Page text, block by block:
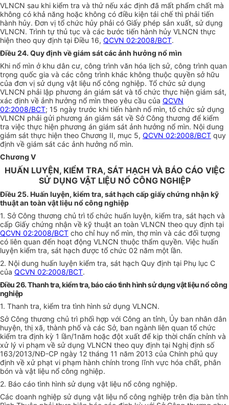
VLNCN sau khi kiểm tra và thử nếu xác định đã mất phẩm chất mà
không có khả năng hoặc không có điều kiện tái chế thì phải tiến
hành hủy. Đơn vị tổ chức hủy phải có Giấy phép sản xuất, sử dụng
VLNCN. Trình tự thủ tục và các bước tiến hành hủy VLNCN thực
hiện theo quy định tại Điều 16, QCVN 02:2008/BCT.
Điều 24. Quy định về giám sát các ảnh hưởng nổ mìn
Khi nổ mìn ở khu dân cư, công trình văn hóa lịch sử, công trình quan
trọng quốc gia và các công trình khác không thuộc quyền sở hữu
của đơn vị sử dụng vật liệu nổ công nghiệp. Tổ chức sử dụng
VLNCN phải lập phương án giám sát và tổ chức thực hiện giám sát,
xác định về ảnh hưởng nổ mìn theo yêu cầu của QCVN
02:2008/BCT; 15 ngày trước khi tiến hành nổ mìn, tổ chức sử dụng
VLNCN phải gửi phương án giám sát về Sở Công thương để kiểm
tra việc thực hiện phương án giám sát ảnh hưởng nổ mìn. Nội dung
giám sát thực hiện theo Chương II, mục 5, QCVN 02:2008/BCT quy
định về giám sát các ảnh hưởng nổ mìn.
Chương V
HUẤN LUYỆN, KIỂM TRA, SÁT HẠCH VÀ BÁO CÁO VIỆC
SỬ DỤNG VẬT LIỆU NỔ CÔNG NGHIỆP
Điều 25. Huấn luyện, kiểm tra, sát hạch cấp giấy chứng nhận kỹ
thuật an toàn vật liệu nổ công nghiệp
1. Sở Công thương chủ trì tổ chức huấn luyện, kiểm tra, sát hạch và
cấp Giấy chứng nhận về kỹ thuật an toàn VLNCN theo quy định tại
QCVN 02:2008/BCT cho chỉ huy nổ mìn, thợ mìn và các đối tượng
có liên quan đến hoạt động VLNCN thuộc thẩm quyền. Việc huấn
luyện kiểm tra, sát hạch được tổ chức 02 năm một lần.
2. Nội dung huấn luyện kiểm tra, sát hạch Quy định tại Phụ lục C
của QCVN 02:2008/BCT.
Điều 26. Thanh tra, kiểm tra, báo cáo tình hình sử dụng vật liệu nổ công
nghiệp
1. Thanh tra, kiểm tra tình hình sử dụng VLNCN.
Sở Công thương chủ trì phối hợp với Công an tỉnh, Ủy ban nhân dân
huyện, thị xã, thành phố và các Sở, ban ngành liên quan tổ chức
kiểm tra định kỳ 1 lần/1năm hoặc đột xuất để kịp thời chấn chỉnh và
xử lý vi phạm về sử dụng VLNCN theo quy định tại Nghị định số
163/2013/NĐ-CP ngày 12 tháng 11 năm 2013 của Chính phủ quy
định về xử phạt vi phạm hành chính trong lĩnh vực hóa chất, phân
bón và vật liệu nổ công nghiệp.
2. Báo cáo tình hình sử dụng vật liệu nổ công nghiệp.
Các doanh nghiệp sử dụng vật liệu nổ công nghiệp trên địa bàn tỉnh